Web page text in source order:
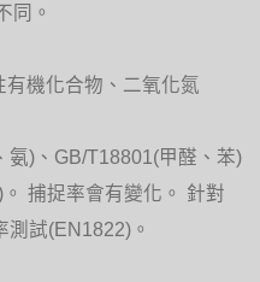
同。
有機化合物、二氧化氮
氨)、GB/T18801(甲醛、苯)
捕捉率會有變化。 針對
測試(EN1822)。